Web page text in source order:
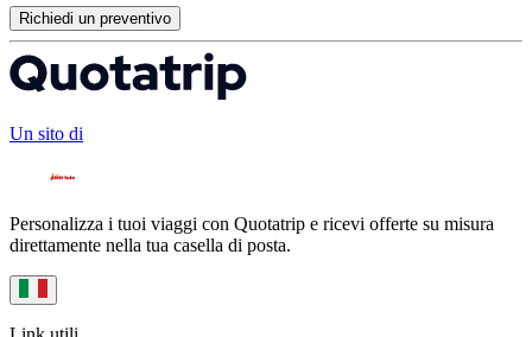
Richiedi un preventivo
Un sito di
Personalizza i tuoi viaggi con Quotatrip e ricevi offerte su misura
direttamente nella tua casella di posta.